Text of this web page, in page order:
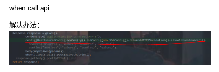
when call api.
解决办法：